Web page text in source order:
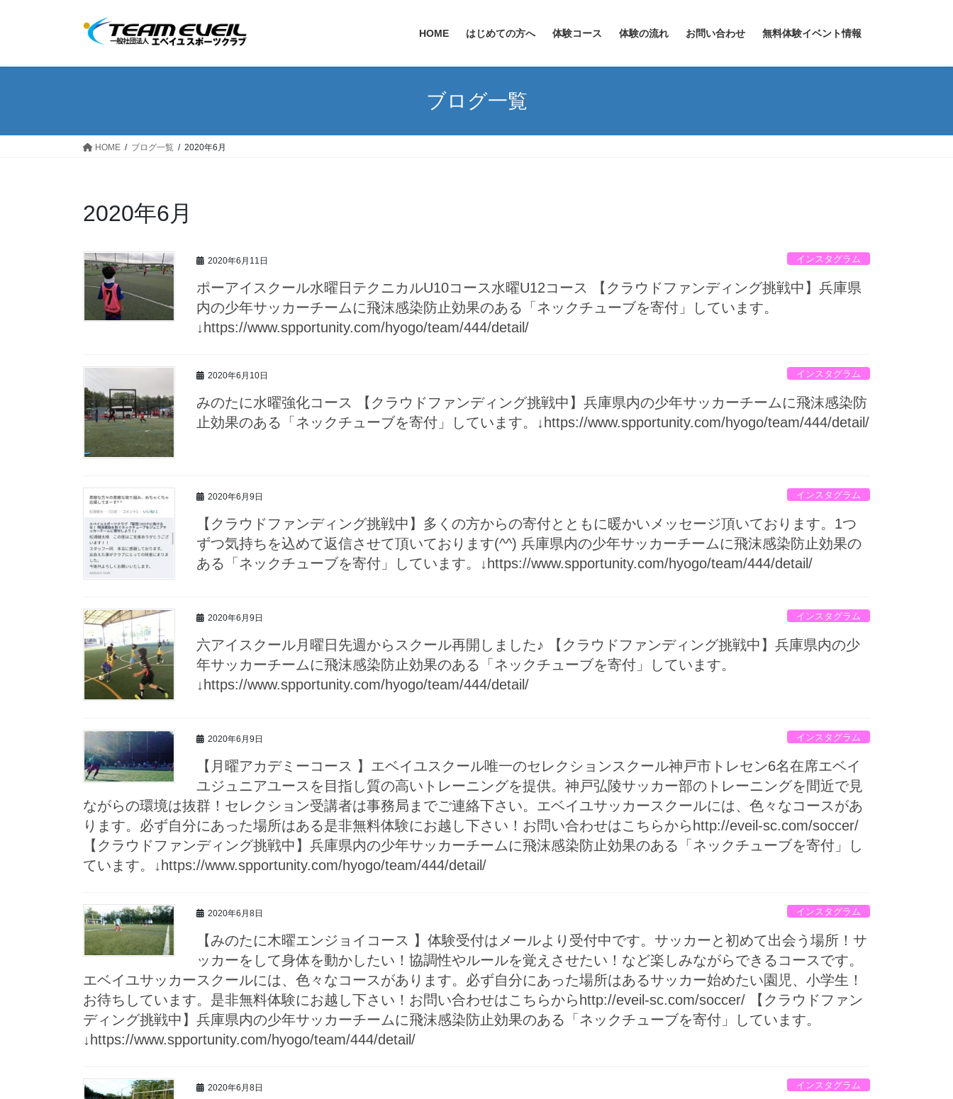
HOME はじめての方へ 体験コース 体験の流れ お問い合わせ 無料体験イベント情報
ブログ一覧
HOME ブログ一覧 2020年6月
2020年6月
2020年6月11日 インスタグラム
ポーアイスクール水曜日テクニカルU10コース水曜U12コース 【クラウドファンディング挑戦中】兵庫県
内の少年サッカーチームに飛沫感染防止効果のある「ネックチューブを寄付」しています。
↓https://www.spportunity.com/hyogo/team/444/detail/
2020年6月10日 インスタグラム
みのたに水曜強化コース 【クラウドファンディング挑戦中】兵庫県内の少年サッカーチームに飛沫感染防
止効果のある「ネックチューブを寄付」しています。↓https://www.spportunity.com/hyogo/team/444/detail/
2020年6月9日 インスタグラム
【クラウドファンディング挑戦中】多くの方からの寄付とともに暖かいメッセージ頂いております。1つ
ずつ気持ちを込めて返信させて頂いております(^^) 兵庫県内の少年サッカーチームに飛沫感染防止効果の
ある「ネックチューブを寄付」しています。↓https://www.spportunity.com/hyogo/team/444/detail/
2020年6月9日 インスタグラム
六アイスクール月曜日先週からスクール再開しました♪ 【クラウドファンディング挑戦中】兵庫県内の少
年サッカーチームに飛沫感染防止効果のある「ネックチューブを寄付」しています。
↓https://www.spportunity.com/hyogo/team/444/detail/
2020年6月9日 インスタグラム
【月曜アカデミーコース 】エベイユスクール唯一のセレクションスクール神戸市トレセン6名在席エベイ
ユジュニアユースを目指し質の高いトレーニングを提供。神戸弘陵サッカー部のトレーニングを間近で見
ながらの環境は抜群！セレクション受講者は事務局までご連絡下さい。エベイユサッカースクールには、色々なコースがあ
ります。必ず自分にあった場所はある️是非無料体験にお越し下さい！お問い合わせはこちらから️http://eveil-sc.com/soccer/
【クラウドファンディング挑戦中】兵庫県内の少年サッカーチームに飛沫感染防止効果のある「ネックチューブを寄付」し
ています。↓https://www.spportunity.com/hyogo/team/444/detail/
2020年6月8日 インスタグラム
【みのたに木曜エンジョイコース 】体験受付はメールより受付中です。サッカーと初めて出会う場所！サ
ッカーをして身体を動かしたい！協調性やルールを覚えさせたい！など楽しみながらできるコースです。
エベイユサッカースクールには、色々なコースがあります。必ず自分にあった場所はある️サッカー始めたい園児、小学生！
お待ちしています。是非無料体験にお越し下さい！お問い合わせはこちらから️http://eveil-sc.com/soccer/ 【クラウドファン
ディング挑戦中】兵庫県内の少年サッカーチームに飛沫感染防止効果のある「ネックチューブを寄付」しています。
↓https://www.spportunity.com/hyogo/team/444/detail/
2020年6月8日 インスタグラム